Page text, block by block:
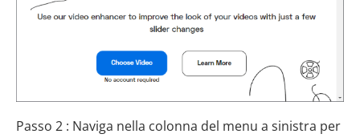
Passo 2 : Naviga nella colonna del menu a sinistra per